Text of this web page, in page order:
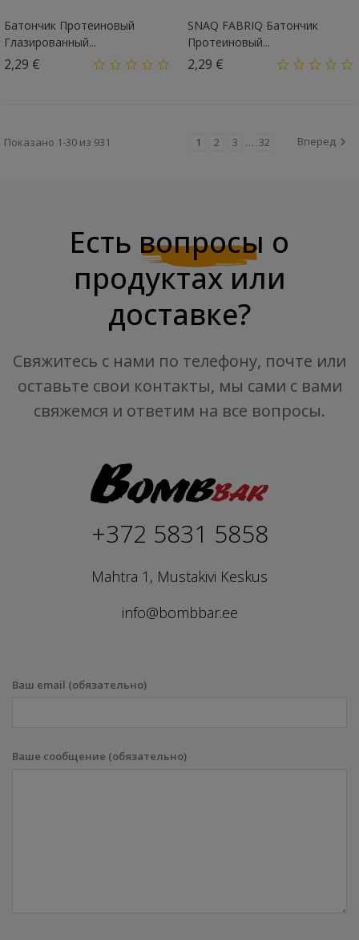
Батончик Протеиновый
Глазированный...
2,29 €
SNAQ FABRIQ Батончик
Протеиновый...
2,29 €
Показано 1-30 из 931 1 2 3 … 32 Вперед 
Есть вопросы о
продуктах или
доставке?
Свяжитесь с нами по телефону, почте или
оставьте свои контакты, мы сами с вами
свяжемся и ответим на все вопросы.
+372 5831 5858
Mahtra 1, Mustakivi Keskus
info@bombbar.ee
Ваш email (обязательно)
Ваше сообщение (обязательно)